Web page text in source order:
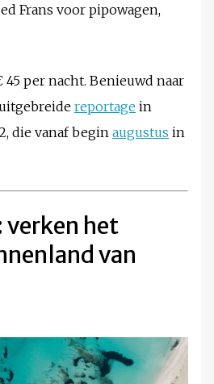
Frans voor pipowagen,
45 per nacht. Benieuwd naar
reportage in
die vanaf begin augustus in
verken het
van